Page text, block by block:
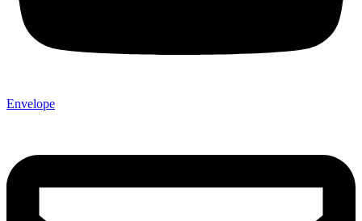
Envelope